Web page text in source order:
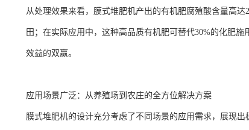
从处理效果来看，膜式堆肥机产出的有机肥腐殖酸含量高
田；在实际应用中，这种高品质有机肥可替代30%的化肥
效益的双赢。
应用场景广泛：从养殖场到农庄的全方位解决方案
膜式堆肥机的设计充分考虑了不同场景的应用需求，展现出